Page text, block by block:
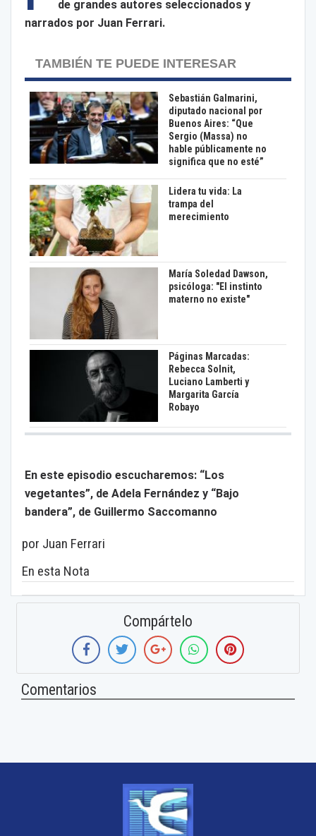
de grandes autores seleccionados y
narrados por Juan Ferrari.
TAMBIÉN TE PUEDE INTERESAR
Sebastián Galmarini,
diputado nacional por
Buenos Aires: “Que
Sergio (Massa) no
hable públicamente no
significa que no esté”
Lidera tu vida: La
trampa del
merecimiento
María Soledad Dawson,
psicóloga: "El instinto
materno no existe"
Páginas Marcadas:
Rebecca Solnit,
Luciano Lamberti y
Margarita García
Robayo
En este episodio escucharemos: “Los
vegetantes”, de Adela Fernández y “Bajo
bandera”, de Guillermo Saccomanno
por Juan Ferrari
En esta Nota
Compártelo
Comentarios